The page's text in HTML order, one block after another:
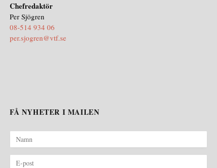
Chefredaktör
Per Sjögren
08-514 934 06
per.sjogren@vtf.se
FÅ NYHETER I MAILEN